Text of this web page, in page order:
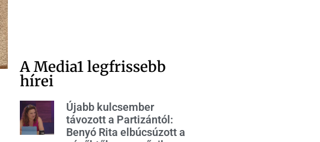
A Media1 legfrissebb
hírei
Újabb kulcsember
távozott a Partizántól:
Benyó Rita elbúcsúzott a